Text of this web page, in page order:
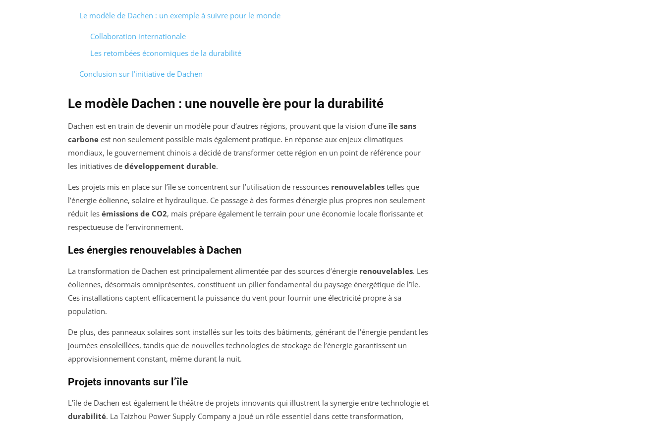
Le modèle de Dachen : un exemple à suivre pour le monde
Collaboration internationale
Les retombées économiques de la durabilité
Conclusion sur l’initiative de Dachen
Le modèle Dachen : une nouvelle ère pour la durabilité
Dachen est en train de devenir un modèle pour d’autres régions, prouvant que la vision d’uneîle sans
carbone est non seulement possible mais également pratique. En réponse aux enjeux climatiques
mondiaux, le gouvernement chinois a décidé de transformer cette région en un point de référence pour
les initiatives de développement durable.
Les projets mis en place sur l’île se concentrent sur l’utilisation de ressources renouvelables telles que
l’énergie éolienne, solaire et hydraulique. Ce passage à des formes d’énergie plus propres non seulement
réduit les émissions de CO2, mais prépare également le terrain pour une économie locale florissante et
respectueuse de l’environnement.
Les énergies renouvelables à Dachen
La transformation de Dachen est principalement alimentée par des sources d’énergie renouvelables. Les
éoliennes, désormais omniprésentes, constituent un pilier fondamental du paysage énergétique de l’île.
Ces installations captent efficacement la puissance du vent pour fournir une électricité propre à sa
population.
De plus, des panneaux solaires sont installés sur les toits des bâtiments, générant de l’énergie pendant les
journées ensoleillées, tandis que de nouvelles technologies de stockage de l’énergie garantissent un
approvisionnement constant, même durant la nuit.
Projets innovants sur l’île
L’île de Dachen est également le théâtre de projets innovants qui illustrent la synergie entre technologie et
durabilité. La Taizhou Power Supply Company a joué un rôle essentiel dans cette transformation,